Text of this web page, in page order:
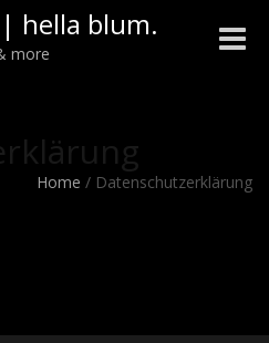
hella blum.
more
Toggle
Home / Datenschutzerklärung